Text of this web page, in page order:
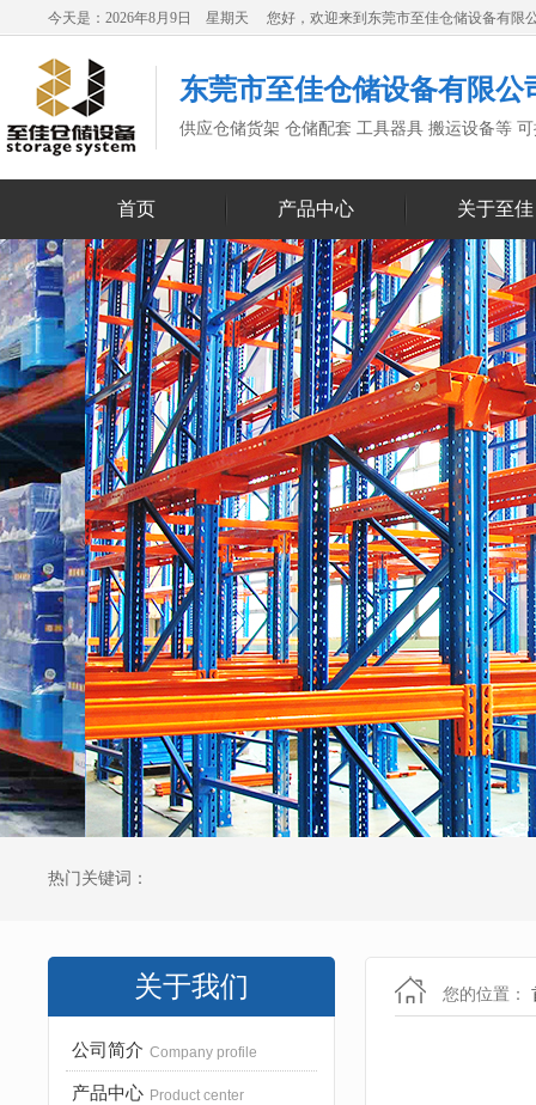
今天是：2026年8月9日 星期天 您好，欢迎来到东莞市至佳仓储设备有限
东莞市至佳仓储设备有限公
供应仓储货架 仓储配套 工具器具 搬运设备等
首页 产品中心 关于至佳
热门关键词：
关于我们
公司简介 Company profile
产品中心 Product center
您的位置：